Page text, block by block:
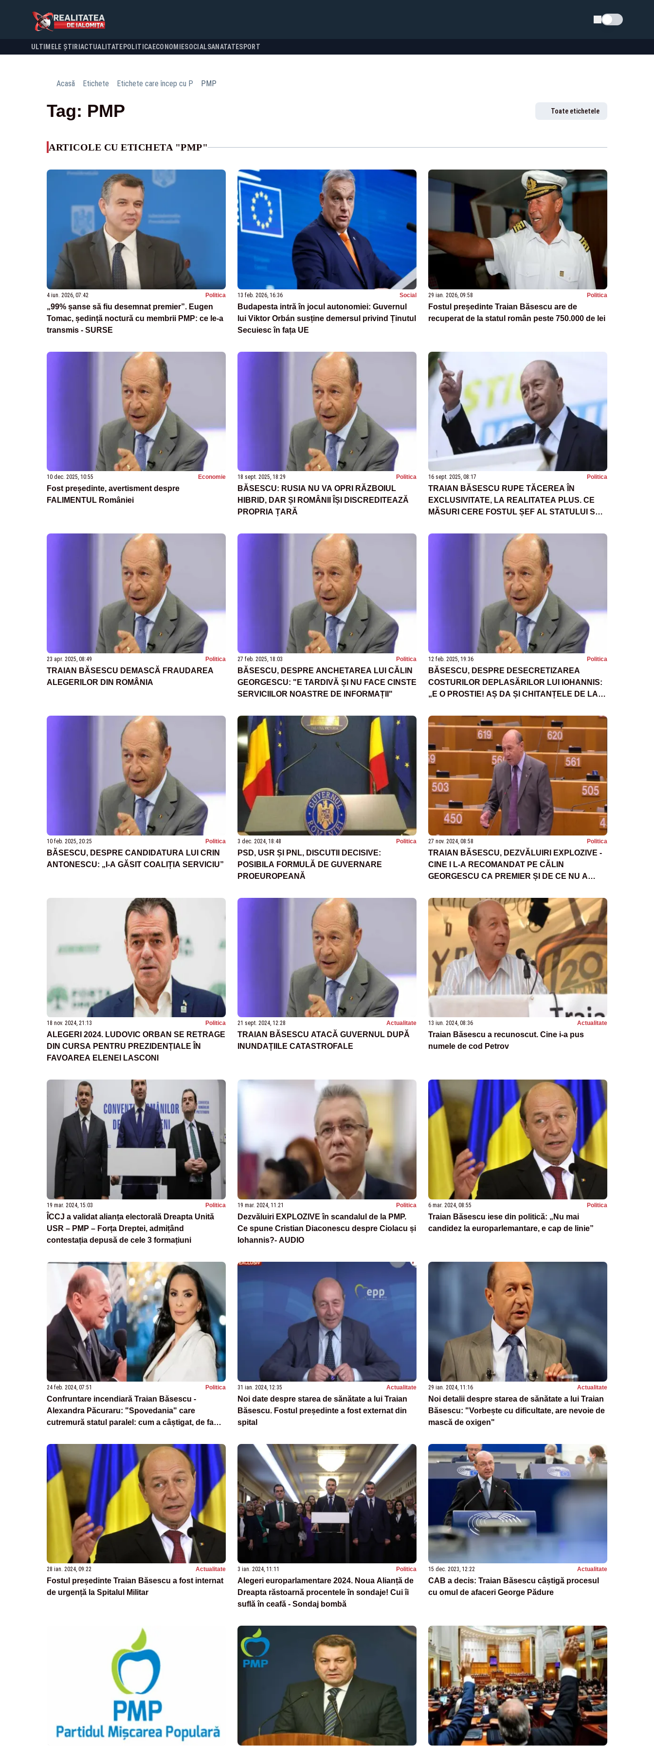
Schimba tema
ULTIMELE ȘTIRI ACTUALITATE POLITICA ECONOMIESOCIALSANATATESPORT
Acasă Etichete Etichete care încep cu P PMP
Tag: PMP Toate etichetele
ARTICOLE CU ETICHETA "PMP"
4 iun. 2026, 07:42 Politica
„99% șanse să fiu desemnat premier”. Eugen
Tomac, ședință noctură cu membrii PMP: ce le-a
transmis - SURSE
13 feb. 2026, 16:36 Social
Budapesta intră în jocul autonomiei: Guvernul
lui Viktor Orbán susține demersul privind Ținutul
Secuiesc în fața UE
29 ian. 2026, 09:58 Politica
Fostul președinte Traian Băsescu are de
recuperat de la statul român peste 750.000 de lei
10 dec. 2025, 10:55 Economie
Fost președinte, avertisment despre
FALIMENTUL României
18 sept. 2025, 18:29 Politica
BĂSESCU: RUSIA NU VA OPRI RĂZBOIUL
HIBRID, DAR ȘI ROMÂNII ÎȘI DISCREDITEAZĂ
PROPRIA ȚARĂ
16 sept. 2025, 08:17 Politica
TRAIAN BĂSESCU RUPE TĂCEREA ÎN
EXCLUSIVITATE, LA REALITATEA PLUS. CE
MĂSURI CERE FOSTUL ȘEF AL STATULUI SĂ
23 apr. 2025, 08:49 Politica
TRAIAN BĂSESCU DEMASCĂ FRAUDAREA
ALEGERILOR DIN ROMÂNIA
27 feb. 2025, 18:03 Politica
BĂSESCU, DESPRE ANCHETAREA LUI CĂLIN
GEORGESCU: "E TARDIVĂ ȘI NU FACE CINSTE
SERVICIILOR NOASTRE DE INFORMAȚII"
12 feb. 2025, 19:36 Politica
BĂSESCU, DESPRE DESECRETIZAREA
COSTURILOR DEPLASĂRILOR LUI IOHANNIS:
„E O PROSTIE! AȘ DA ȘI CHITANȚELE DE LA O
10 feb. 2025, 20:25 Politica
BĂSESCU, DESPRE CANDIDATURA LUI CRIN
ANTONESCU: „I-A GĂSIT COALIȚIA SERVICIU”
3 dec. 2024, 18:48 Politica
PSD, USR ȘI PNL, DISCUTII DECISIVE:
POSIBILA FORMULĂ DE GUVERNARE
PROEUROPEANĂ
27 nov. 2024, 08:58 Politica
TRAIAN BĂSESCU, DEZVĂLUIRI EXPLOZIVE -
CINE I L-A RECOMANDAT PE CĂLIN
GEORGESCU CA PREMIER ȘI DE CE NU A
DAT AFARĂ
18 nov. 2024, 21:13 Politica
ALEGERI 2024. LUDOVIC ORBAN SE RETRAGE
DIN CURSA PENTRU PREZIDENȚIALE ÎN
FAVOAREA ELENEI LASCONI
21 sept. 2024, 12:28 Actualitate
TRAIAN BĂSESCU ATACĂ GUVERNUL DUPĂ
INUNDAȚIILE CATASTROFALE
13 iun. 2024, 08:36 Actualitate
Traian Băsescu a recunoscut. Cine i-a pus
numele de cod Petrov
19 mar. 2024, 15:03 Politica
ÎCCJ a validat alianța electorală Dreapta Unită
USR – PMP – Forța Dreptei, admițând
contestația depusă de cele 3 formațiuni
19 mar. 2024, 11:21 Politica
Dezvăluiri EXPLOZIVE în scandalul de la PMP.
Ce spune Cristian Diaconescu despre Ciolacu și
Iohannis?- AUDIO
6 mar. 2024, 08:55 Politica
Traian Băsescu iese din politică: „Nu mai
candidez la europarlemantare, e cap de linie”
24 feb. 2024, 07:51 Politica
Confruntare incendiară Traian Băsescu -
Alexandra Păcuraru: "Spovedania" care
cutremură statul paralel: cum a câștigat, de fapt,
31 ian. 2024, 12:35 Actualitate
Noi date despre starea de sănătate a lui Traian
Băsescu. Fostul președinte a fost externat din
spital
29 ian. 2024, 11:16 Actualitate
Noi detalii despre starea de sănătate a lui Traian
Băsescu: "Vorbește cu dificultate, are nevoie de
mască de oxigen"
28 ian. 2024, 09:22 Actualitate
Fostul președinte Traian Băsescu a fost internat
de urgență la Spitalul Militar
3 ian. 2024, 11:11 Politica
Alegeri europarlamentare 2024. Noua Alianță de
Dreapta răstoarnă procentele în sondaje! Cui îi
suflă în ceafă - Sondaj bombă
15 dec. 2023, 12:22 Actualitate
CAB a decis: Traian Băsescu câștigă procesul
cu omul de afaceri George Pădure